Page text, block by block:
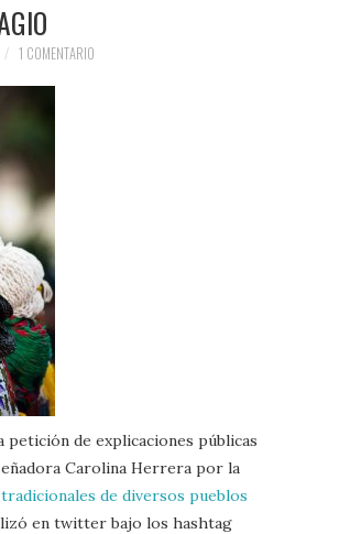
1 COMENTARIO
petición de explicaciones públicas
Carolina Herrera por la
de diversos pueblos
en twitter bajo los hashtag